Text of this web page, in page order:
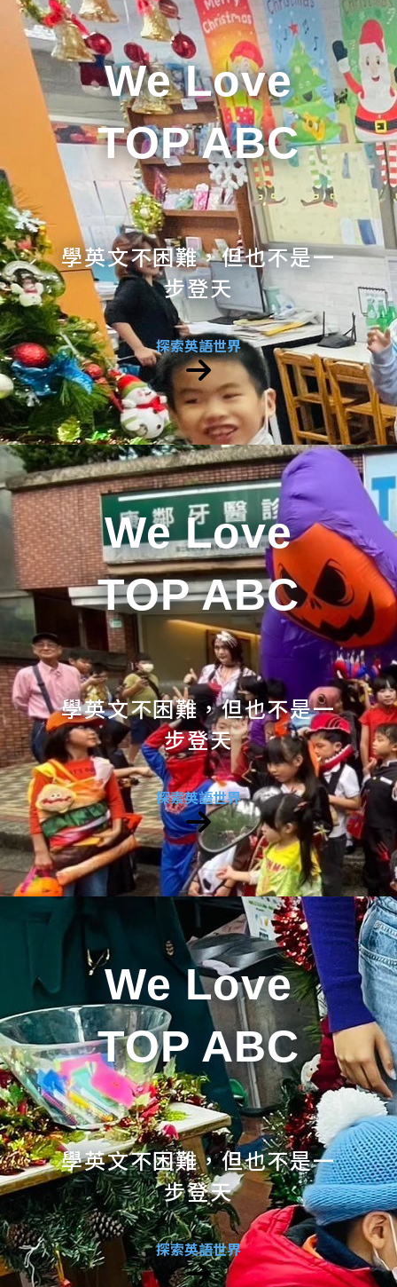
We Love
TOP ABC
學英文不困難，但也不是一
步登天
探索英語世界
We Love
TOP ABC
學英文不困難，但也不是一
步登天
探索英語世界
We Love
TOP ABC
學英文不困難，但也不是一
步登天
探索英語世界